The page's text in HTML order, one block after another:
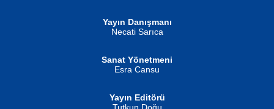
Yayın Danışmanı
Necati Sarıca
Sanat Yönetmeni
Esra Cansu
Yayın Editörü